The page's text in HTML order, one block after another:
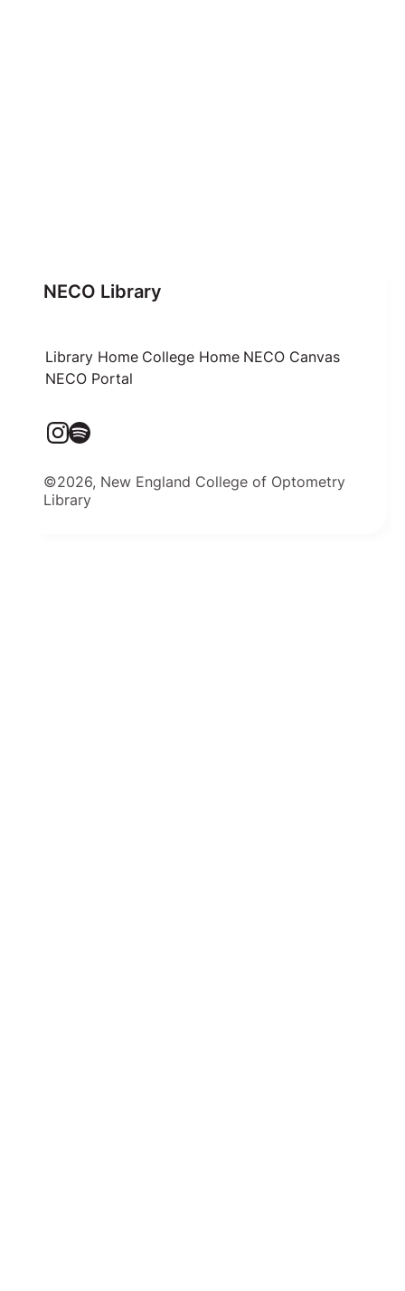
NECO Library
Library Home College Home NECO Canvas
NECO Portal
©2026, New England College of Optometry
Library